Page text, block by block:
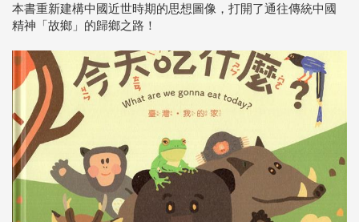
本書重新建構中國近世時期的思想圖像，打開了通往傳統中國
精神「故鄉」的歸鄉之路！